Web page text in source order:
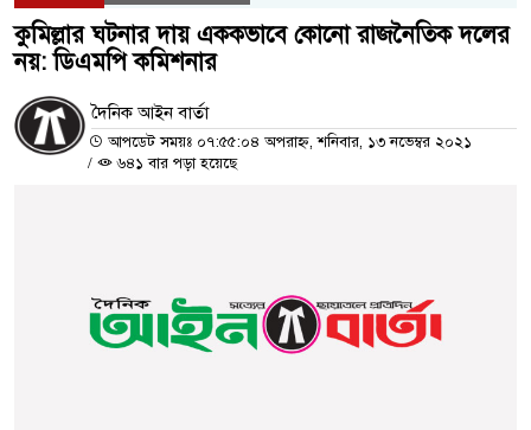
কুমিল্লার ঘটনার দায় এককভাবে কোনো রাজনৈতিক দলের
নয়: ডিএমপি কমিশনার
দৈনিক আইন বার্তা
আপডেট সময়ঃ ০৭:৫৫:০৪ অপরাহ্ন, শনিবার, ১৩ নভেম্বর ২০২১
/
৬৪১ বার পড়া হয়েছে